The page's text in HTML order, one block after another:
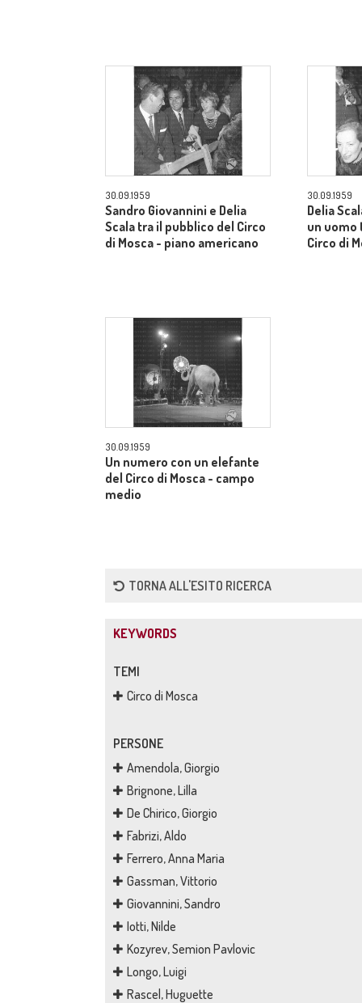
30.09.1959
Sandro Giovannini e Delia
Scala tra il pubblico del Circo
di Mosca - piano americano
30.09.1959
Delia
un uomo
Circo di
30.09.1959
Un numero con un elefante
del Circo di Mosca - campo
medio
TORNA ALL'ESITO RICERCA
KEYWORDS
TEMI
Circo di Mosca
PERSONE
Amendola, Giorgio
Brignone, Lilla
De Chirico, Giorgio
Fabrizi, Aldo
Ferrero, Anna Maria
Gassman, Vittorio
Giovannini, Sandro
Iotti, Nilde
Kozyrev, Semion Pavlovic
Longo, Luigi
Rascel, Huguette